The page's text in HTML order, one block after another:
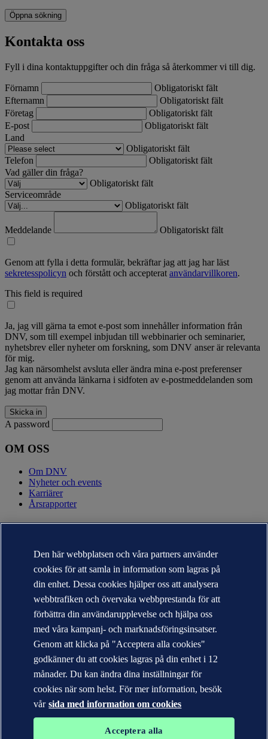
Öppna sökning
Kontakta oss
Fyll i dina kontaktuppgifter och din fråga så återkommer vi till dig.
Förnamn
Obligatoriskt fält
Efternamn
Obligatoriskt fält
Företag
Obligatoriskt fält
E-post
Obligatoriskt fält
Land
Obligatoriskt fält
Telefon
Obligatoriskt fält
Vad gäller din fråga?
Obligatoriskt fält
Serviceområde
Obligatoriskt fält
Meddelande Obligatoriskt fält
Genom att fylla i detta formulär, bekräftar jag att jag har läst
sekretesspolicyn och förstått och accepterat användarvillkoren.
This field is required
Ja, jag vill gärna ta emot e-post som innehåller information från
DNV, som till exempel inbjudan till webbinarier och seminarier,
nyhetsbrev eller nyheter om forskning, som DNV anser är relevanta
för mig.
Jag kan närsomhelst avsluta eller ändra mina e-post preferenser
genom att använda länkarna i sidfoten av e-postmeddelanden som
jag mottar från DNV.
A password
OM OSS
Om DNV
Nyheter och events
Karriärer
Årsrapporter
KONTAKT
Kontakta DNV
Hitta närmaste kontor
Kontakter för media
Veracity.com
Sekretesspolicy
Användarvillkor
Copyright © DNV AS 2026
Cookie information
Den här webbplatsen och våra partners använder
cookies för att samla in information som lagras på
din enhet. Dessa cookies hjälper oss att analysera
webbtrafiken och övervaka webbprestanda för att
förbättra din användarupplevelse och hjälpa oss
med våra kampanj- och marknadsföringsinsatser.
Genom att klicka på "Acceptera alla cookies"
godkänner du att cookies lagras på din enhet i 12
månader. Du kan ändra dina inställningar för
cookies när som helst. För mer information, besök
vår sida med information om cookies
Acceptera alla